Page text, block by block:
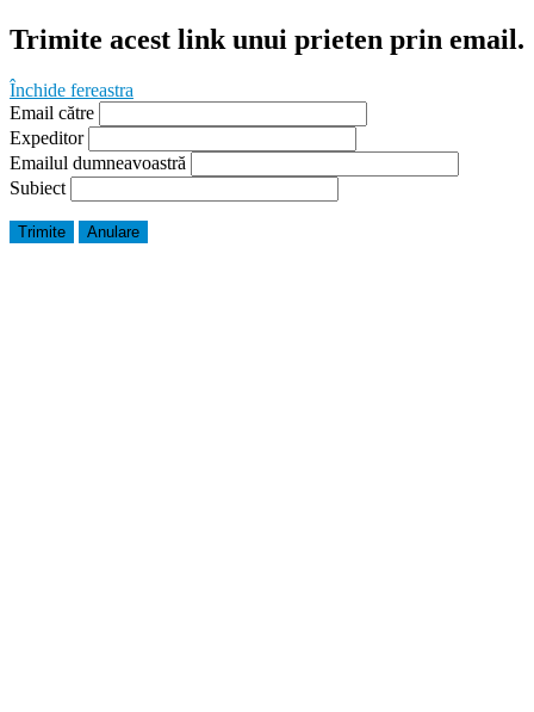
Trimite acest link unui prieten prin email.
Închide fereastra
Email către
Expeditor
Emailul dumneavoastră
Subiect
Trimite Anulare